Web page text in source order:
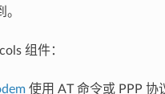
。
组件：
使用 AT 命令或 PPP 协